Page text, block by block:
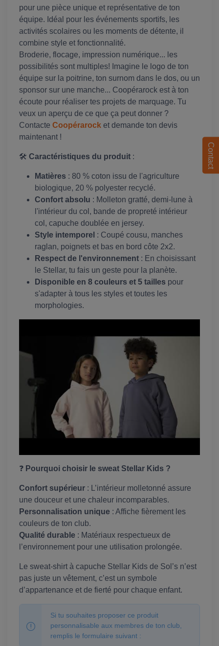
pour une pièce unique et représentative de ton
équipe. Idéal pour les événements sportifs, les
activités scolaires ou les moments de détente, il
combine style et fonctionnalité.
Broderie, flocage, impression numérique... les
possibilités sont multiples! Imagine le logo de ton
équipe sur la poitrine, ton surnom dans le dos, ou un
sponsor sur une manche... Coopérarock est à ton
écoute pour réaliser tes projets de marquage. Tu
veux un aperçu de ce que ça peut donner ?
Contacte Coopérarock et demande ton devis
maintenant !
🛠 Caractéristiques du produit :
Matières : 80 % coton issu de l'agriculture
biologique, 20 % polyester recyclé.
Confort absolu : Molleton gratté, demi-lune à
l'intérieur du col, bande de propreté intérieur
col, capuche doublée en jersey.
Style intemporel : Coupé cousu, manches
raglan, poignets et bas en bord côte 2x2.
Respect de l'environnement : En choisissant
le Stellar, tu fais un geste pour la planète.
Disponible en 8 couleurs et 5 tailles pour
s'adapter à tous les styles et toutes les
morphologies.
❓ Pourquoi choisir le sweat Stellar Kids ?
Confort supérieur : L’intérieur molletonné assure
une douceur et une chaleur incomparables.
Personnalisation unique : Affiche fièrement les
couleurs de ton club.
Qualité durable : Matériaux respectueux de
l’environnement pour une utilisation prolongée.
Le sweat-shirt à capuche Stellar Kids de Sol’s n’est
pas juste un vêtement, c’est un symbole
d’appartenance et de fierté pour chaque enfant.
Si tu souhaites proposer ce produit
personnalisable aux membres de ton club,
remplis le formulaire suivant :
Contact